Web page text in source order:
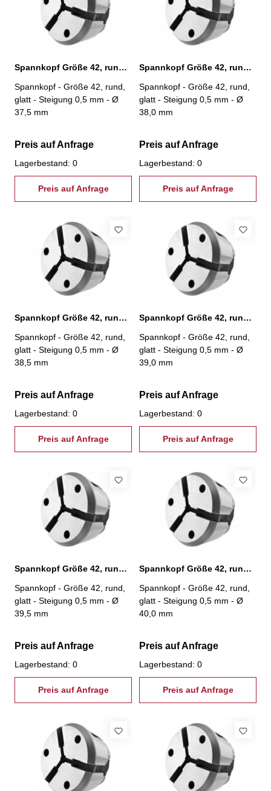
Spannkopf Größe 42, rund, glatt, Ø 37,5 mm
Spannkopf - Größe 42, rund,
glatt - Steigung 0,5 mm - Ø
37,5 mm
Preis auf Anfrage
Lagerbestand: 0
Preis auf Anfrage
Spannkopf Größe 42, rund, glatt, Ø 38,0 mm
Spannkopf - Größe 42, rund,
glatt - Steigung 0,5 mm - Ø
38,0 mm
Preis auf Anfrage
Lagerbestand: 0
Preis auf Anfrage
Spannkopf Größe 42, rund, glatt, Ø 38,5 mm
Spannkopf - Größe 42, rund,
glatt - Steigung 0,5 mm - Ø
38,5 mm
Preis auf Anfrage
Lagerbestand: 0
Preis auf Anfrage
Spannkopf Größe 42, rund, glatt, Ø 39,0 mm
Spannkopf - Größe 42, rund,
glatt - Steigung 0,5 mm - Ø
39,0 mm
Preis auf Anfrage
Lagerbestand: 0
Preis auf Anfrage
Spannkopf Größe 42, rund, glatt, Ø 39,5 mm
Spannkopf - Größe 42, rund,
glatt - Steigung 0,5 mm - Ø
39,5 mm
Preis auf Anfrage
Lagerbestand: 0
Preis auf Anfrage
Spannkopf Größe 42, rund, glatt, Ø 40,0 mm
Spannkopf - Größe 42, rund,
glatt - Steigung 0,5 mm - Ø
40,0 mm
Preis auf Anfrage
Lagerbestand: 0
Preis auf Anfrage